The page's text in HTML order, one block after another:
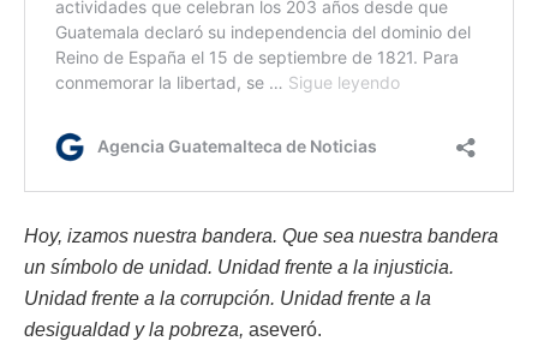
Hoy, izamos nuestra bandera. Que sea nuestra bandera
un símbolo de unidad. Unidad frente a la injusticia.
Unidad frente a la corrupción. Unidad frente a la
desigualdad y la pobreza, aseveró.